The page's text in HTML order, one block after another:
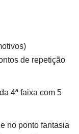
de repetição
4ª faixa com 5
no ponto fantasia